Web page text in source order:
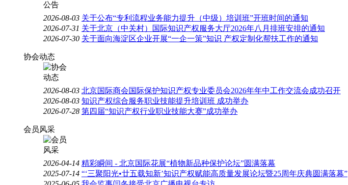
2026-08-03 关于公布“专利流程业务能力提升（中级）培训班”开班时间的通知
2026-07-31 关于北京（中关村）国际知识产权服务大厅2026年八月排班安排的通知
2026-07-30 关于面向海淀区企业开展“一企一策”知识 产权定制化帮扶工作的通知
协会动态
2026-08-03 北京国际商会国际保护知识产权专业委员会2026年年中工作交流会成功召开
2026-08-03 知识产权综合服务职业技能提升培训班 成功举办
2026-07-28 第四届“知识产权行业职业技能大赛”成功举办
会员风采
2026-04-14 精彩瞬间 - 北京国际花展“植物新品种保护论坛”圆满落幕
2025-07-14 “‘三聚阳光•廿五载知新’知识产权赋能高质量发展论坛暨25周年庆典圆满落幕”